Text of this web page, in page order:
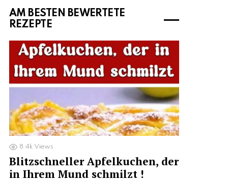
AM BESTEN BEWERTETE
REZEPTE
8.4k Views
Blitzschneller Apfelkuchen, der
in Ihrem Mund schmilzt !